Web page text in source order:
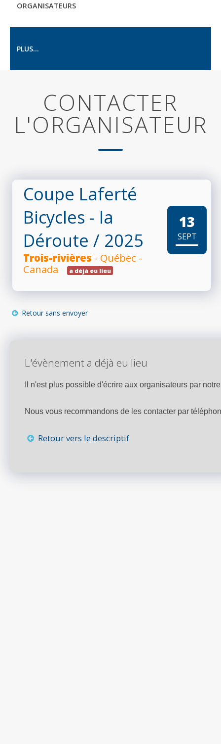
ORGANISATEURS
PLUS...
CONTACTER
L'ORGANISATEUR
Coupe Laferté
Bicycles - la
Déroute / 2025
Trois-rivières - Québec -
Canada
a déjà eu lieu
13
SEPT
Retour sans envoyer
L'évènement a déjà eu lieu
Il n'est plus possible d'écrire aux organisateurs par
Nous vous recommandons de les contacter par
Retour vers le descriptif